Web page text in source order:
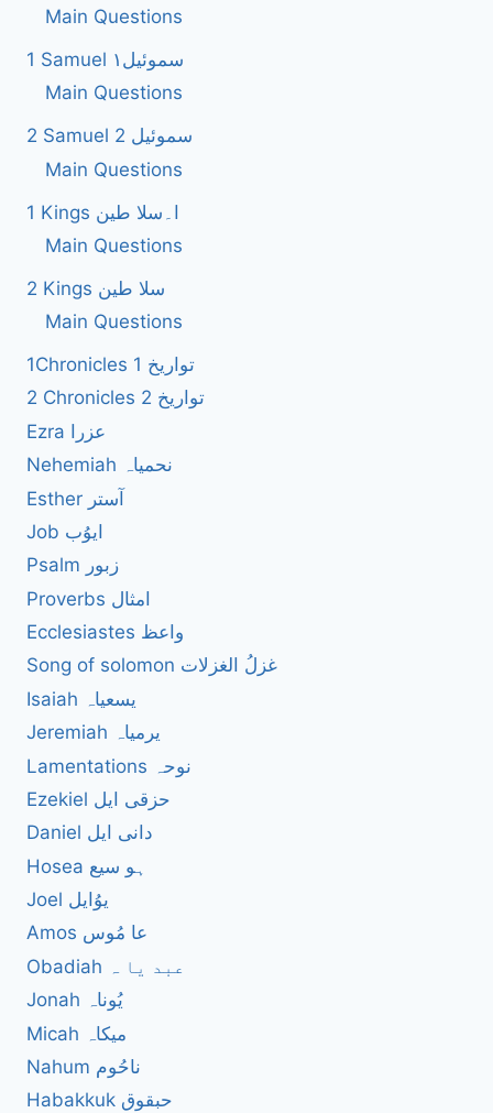
Main Questions
1 Samuel سموئیل۱
Main Questions
2 Samuel 2 سموئیل
Main Questions
1 Kings ا۔سلا طین
Main Questions
2 Kings سلا طین
Main Questions
1Chronicles 1 تواریخ
2 Chronicles 2 تواریخ
Ezra عزرا
Nehemiah نحمیاہ
Esther آستر
Job ایوُب
Psalm زبور
Proverbs امثال
Ecclesiastes واعظ
Song of solomon غزلُ الغزلات
Isaiah یسعیاہ
Jeremiah یرمیاہ
Lamentations نوحہ
Ezekiel حزقی ایل
Daniel دانی ایل
Hosea ہو سیع
Joel یوُایل
Amos عا مُوس
Obadiah عبد یا ہ
Jonah یُوناہ
Micah میکاہ
Nahum ناحُوم
Habakkuk حبقوق